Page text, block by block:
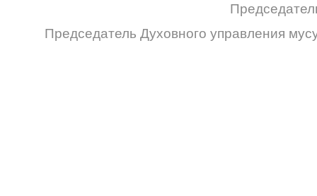
Председатель Духовного управления